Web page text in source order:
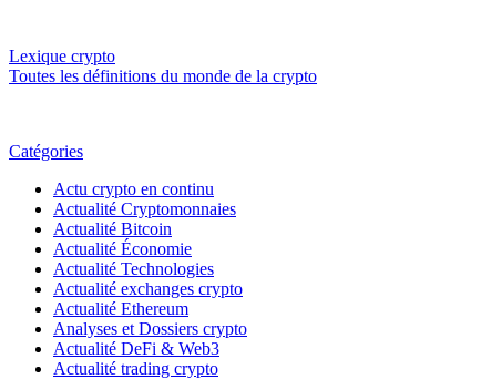
Lexique crypto
Toutes les définitions du monde de la crypto
Catégories
Actu crypto en continu
Actualité Cryptomonnaies
Actualité Bitcoin
Actualité Économie
Actualité Technologies
Actualité exchanges crypto
Actualité Ethereum
Analyses et Dossiers crypto
Actualité DeFi & Web3
Actualité trading crypto